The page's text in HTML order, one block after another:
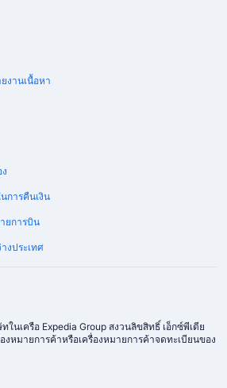
งานเนื้อหา
การคืนเงิน
ยการบิน
งประเทศ
ในเครือ Expedia Group สงวนลิขสิทธิ์ เอ็กซ์พีเดีย
องหมายการค้าหรือเครื่องหมายการค้าจดทะเบียนของ